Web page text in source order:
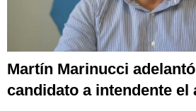
Martín Marinucci
candidato a intendente el